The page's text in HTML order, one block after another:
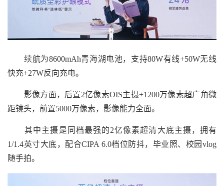
续航为8600mAh青海湖电池，支持80W有线+50W无线
快充+27W反向充电。
影像方面，后置2亿像素OIS主摄+1200万像素超广角微
距镜头，前置5000万像素，影像能力全面。
其中主摄是同档最强的2亿像素超清大底主摄，拥有
1/1.4英寸大底，配合CIPA 6.0档位防抖，毕业照、校园vlog
随手拍。